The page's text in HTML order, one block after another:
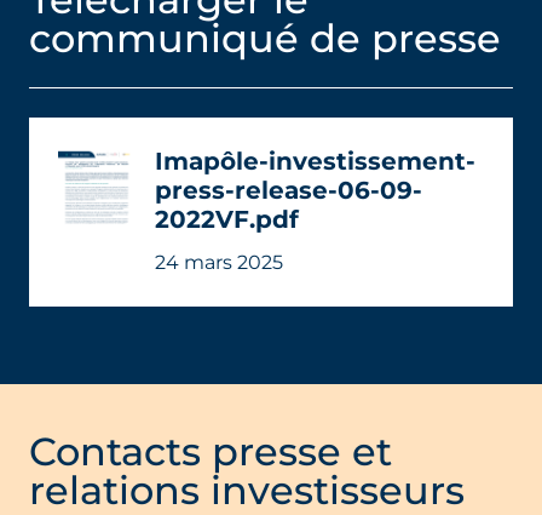
communiqué de presse
Imapôle-investissement-
press-release-06-09-
2022VF.pdf
24 mars 2025
Contacts presse et
relations investisseurs